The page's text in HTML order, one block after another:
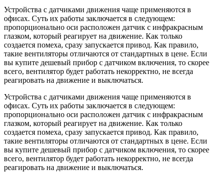
Устройства с датчиками движения чаще применяются в
офисах. Суть их работы заключается в следующем:
пропорционально оси расположен датчик с инфракрасным
глазком, который реагирует на движение. Как только
создается помеха, сразу запускается привод. Как правило,
такие вентиляторы отличаются от стандартных в цене. Если
вы купите дешевый прибор с датчиком включения, то скорее
всего, вентилятор будет работать некорректно, не всегда
реагировать на движение и выключаться.
Устройства с датчиками движения чаще применяются в
офисах. Суть их работы заключается в следующем:
пропорционально оси расположен датчик с инфракрасным
глазком, который реагирует на движение. Как только
создается помеха, сразу запускается привод. Как правило,
такие вентиляторы отличаются от стандартных в цене. Если
вы купите дешевый прибор с датчиком включения, то скорее
всего, вентилятор будет работать некорректно, не всегда
реагировать на движение и выключаться.